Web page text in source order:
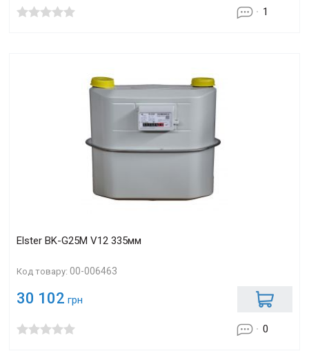
1
Elster BK-G25М V12 335мм
Код товару:00-006463
30 102 грн
0